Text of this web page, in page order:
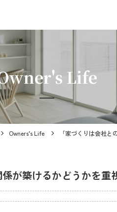
Life
Owners's Life 「家づくりは会社
係が築けるかどうかを